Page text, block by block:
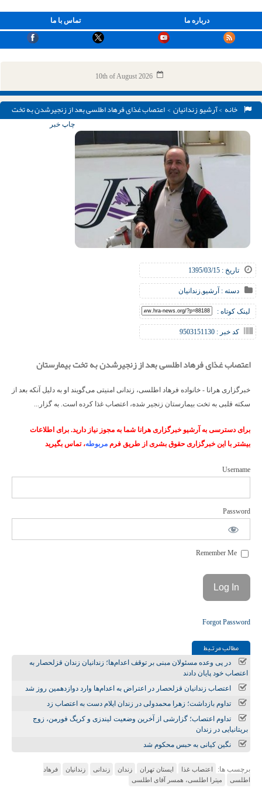
تماس با ما درباره ما
10th of August 2026
خانه >آرشیو,زندانیان> اعتصاب غذای فرهاد اطلسی بعد از زنجیرشدن به تخت
تاریخ : 1395/03/15
دسته : آرشیو,زندانیان
لینک کوتاه :
کد خبر : 9503151130
چاپ خبر
اعتصاب غذای فرهاد اطلسی بعد از زنجیرشدن به تخت بیمارستان
خبرگزاری هرانا - خانواده فرهاد اطلسی، زندانی امنیتی می‌گویند او به دلیل آنکه بعد از
سکته قلبی به تخت بیمارستان زنجیر شده، اعتصاب غذا کرده است. به گزار...
برای دسترسی به آرشیو خبرگزاری هرانا شما به مجوز نیاز دارید. برای اطلاعات
بیشتر با این خبرگزاری حقوق بشری از طریق فرم مربوطه، تماس بگیرید
Username
Password
Forgot Password
مطالب مرتـبط
در پی وعده مسئولان مبنی بر توقف اعدام‌ها؛ زندانیان زندان قزلحصار به
اعتصاب خود پایان دادند
اعتصاب زندانیان قزلحصار در اعتراض به اعدام‌ها وارد دوازدهمین روز شد
تداوم بازداشت؛ زهرا محمدولی در زندان ایلام دست به اعتصاب زد
تداوم اعتصاب؛ گزارشی از آخرین وضعیت لیندزی و کریگ فورمن، زوج
بریتانیایی در زندان
نگین کیانی به حبس محکوم شد
برچسب ها: اعتصاب غذا ایستان تهران زندان زندانی زندانیان
فرهاد
اطلسی
میترا اطلسی، همسر آقای اطلسی